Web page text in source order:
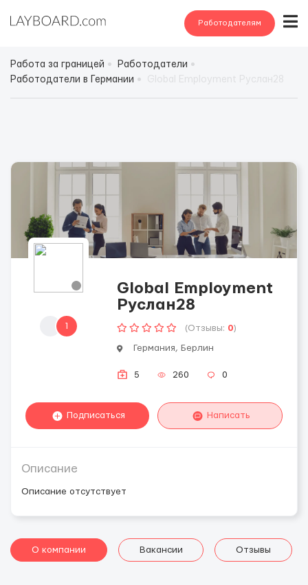
Работодателям
Работа за границей
Работодатели
Работодатели в Германии
1
Global Employment
Руслан28
(Отзывы: 0)
Германия, Берлин
5 260 0
Подписаться Написать
Описание
Описание отсутствует
О компании Вакансии Отзывы